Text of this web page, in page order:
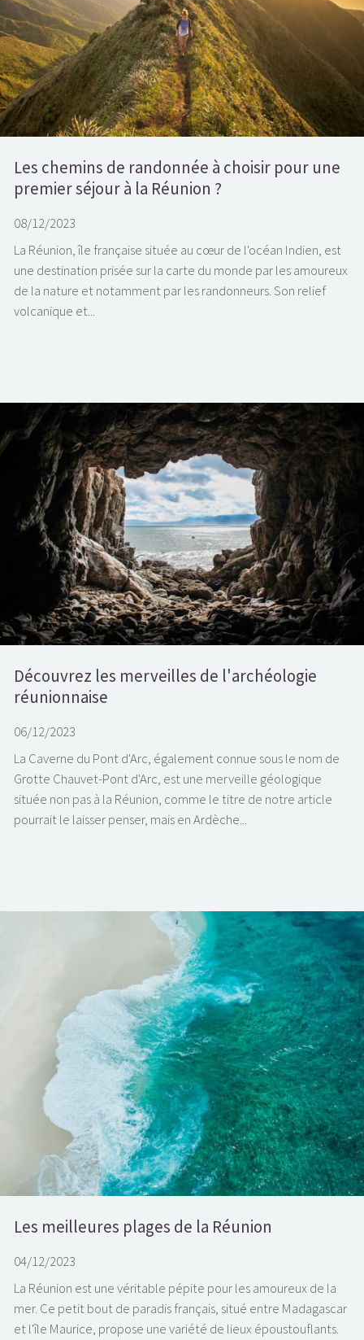
Les chemins de randonnée à choisir pour une
premier séjour à la Réunion ?
08/12/2023
La Réunion, île française située au cœur de l'océan Indien, est
une destination prisée sur la carte du monde par les amoureux
de la nature et notamment par les randonneurs. Son relief
volcanique et...
Découvrez les merveilles de l'archéologie
réunionnaise
06/12/2023
La Caverne du Pont d'Arc, également connue sous le nom de
Grotte Chauvet-Pont d'Arc, est une merveille géologique
située non pas à la Réunion, comme le titre de notre article
pourrait le laisser penser, mais en Ardèche...
Les meilleures plages de la Réunion
04/12/2023
La Réunion est une véritable pépite pour les amoureux de la
mer. Ce petit bout de paradis français, situé entre Madagascar
et l'île Maurice, propose une variété de lieux époustouflants.